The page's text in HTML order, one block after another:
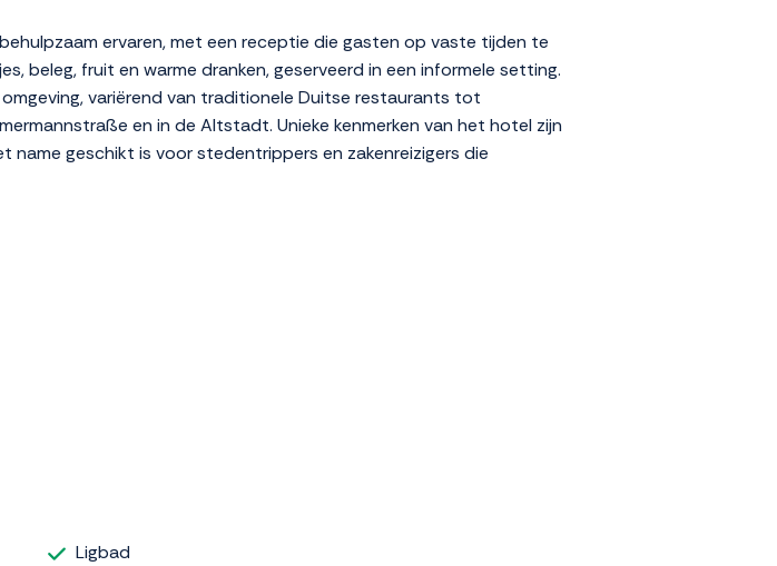
ervaren, met een receptie die gasten op vaste tijden te
fruit en warme dranken, geserveerd in een informele setting.
variërend van traditionele Duitse restaurants tot
en in de Altstadt. Unieke kenmerken van het hotel zijn
geschikt is voor stedentrippers en zakenreizigers die
Ligbad